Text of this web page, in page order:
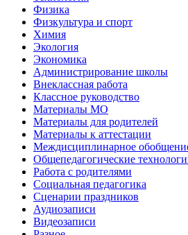
Физика
Физкультура и спорт
Химия
Экология
Экономика
Администрирование школы
Внеклассная работа
Классное руководство
Материалы МО
Материалы для родителей
Материалы к аттестации
Междисциплинарное
Общепедагогические
Работа с родителями
Социальная педагогика
Сценарии праздников
Аудиозаписи
Видеозаписи